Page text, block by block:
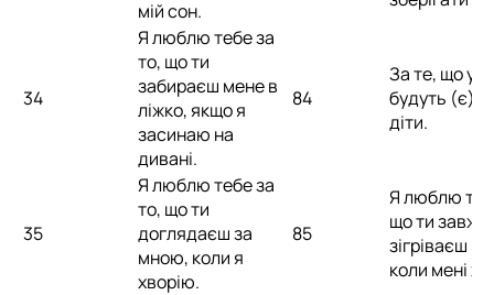
мій сон.
34
Я люблю тебе за
то, що ти
забираєш мене в
ліжко, якщо я
засинаю на
дивані.
84
За те, що у
будуть (є)
діти.
35
Я люблю тебе за
то, що ти
доглядаєш за
мною, коли я
хворію.
85
Я люблю
що ти
зігріваєш
коли мені